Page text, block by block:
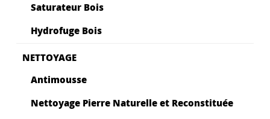
Saturateur Bois
Hydrofuge Bois
NETTOYAGE
Antimousse
Nettoyage Pierre Naturelle et Reconstituée